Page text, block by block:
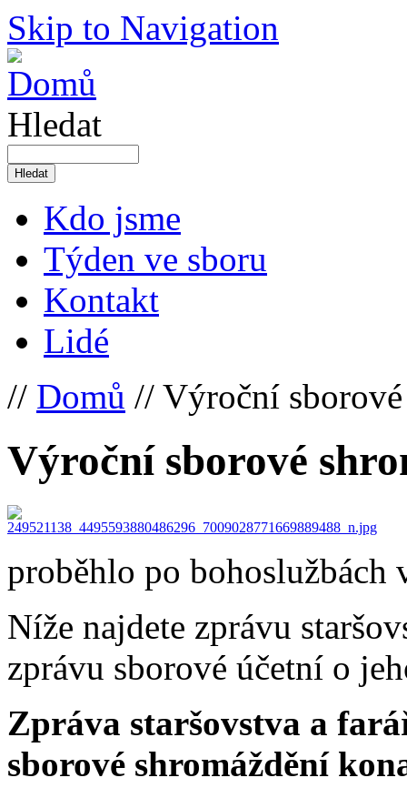
Skip to Navigation
Hledat
Kdo jsme
Týden ve sboru
Kontakt
Lidé
// Domů // Výroční
Výroční sborové
proběhlo po bohoslužbách
Níže najdete zprávu
zprávu sborové účetní o
Zpráva staršovstva a
sborové shromáždění